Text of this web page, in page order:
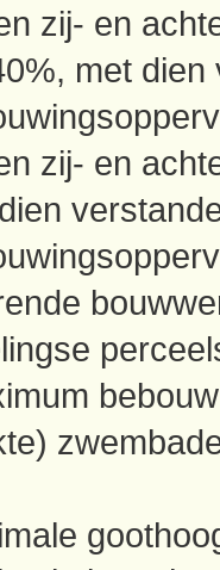
zij- en
met
zij- en